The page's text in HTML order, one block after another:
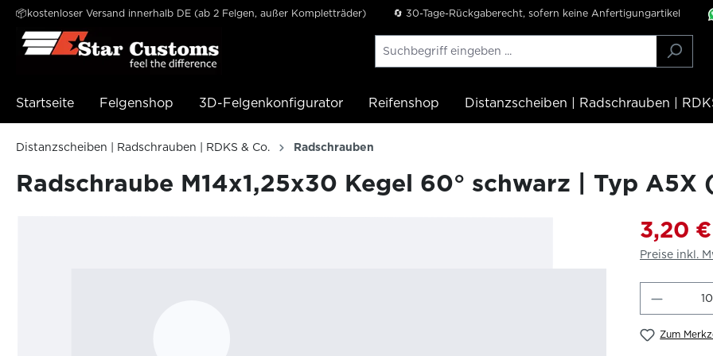
springen Zur Hauptnavigation springen
📦kostenloser Versand innerhalb DE (ab 2 Felgen, außer Kompletträder) 🔄 30-Tage-Rückgaberecht, sofern keine Anfertigungartikel
Startseite Felgenshop 3D-Felgenkonfigurator Reifenshop Distanzscheiben | Radschrauben |
Distanzscheiben | Radschrauben | RDKS & Co. Radschrauben
Radschraube M14x1,25x30 Kegel 60° schwarz | Typ A5X
3,20 €
Preise inkl.
Zum